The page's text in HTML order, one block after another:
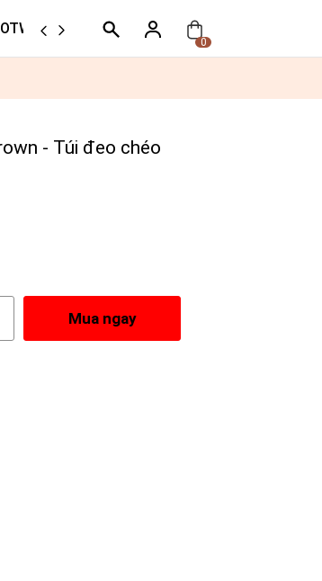
ORTHER
0
- Túi đeo chéo
Mua ngay